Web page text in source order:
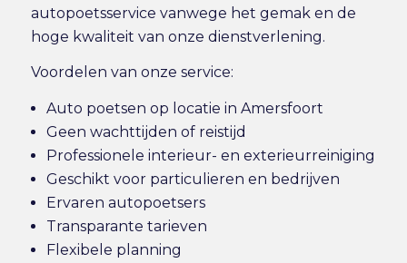
autopoetsservice vanwege het gemak en de
hoge kwaliteit van onze dienstverlening.
Voordelen van onze service:
Auto poetsen op locatie in Amersfoort
Geen wachttijden of reistijd
Professionele interieur- en exterieurreiniging
Geschikt voor particulieren en bedrijven
Ervaren autopoetsers
Transparante tarieven
Flexibele planning